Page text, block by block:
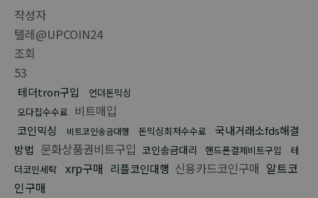
작성자
텔레@UPCOIN24
조회
53
테더tron구입
언더돈믹싱
오다집수수료 비트매입
코인믹싱 비트코인송금대행 돈믹싱최저수수료
국내거래소fds해결
방법 문화상품권비트구입 코인송금대리 핸드폰결제비트구입
테
더코인세탁
xrp구매 리플코인대행 신용카드코인구매 알트코
인구매